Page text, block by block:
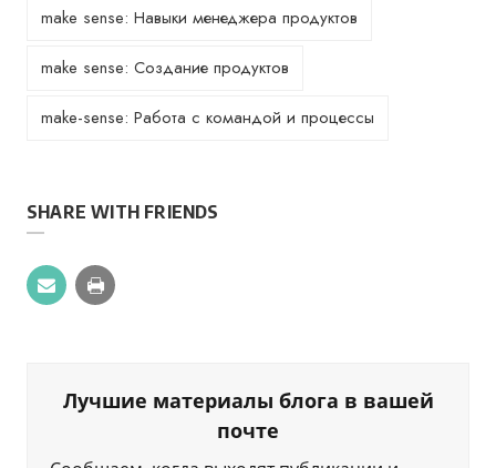
make sense: Навыки менеджера продуктов
make sense: Создание продуктов
make-sense: Работа с командой и процессы
SHARE WITH FRIENDS
Лучшие материалы блога в вашей
почте